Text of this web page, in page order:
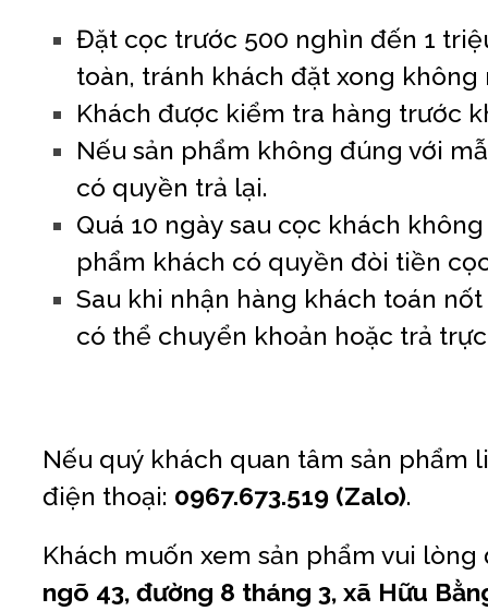
Đặt cọc trước 500 nghìn đến 1
toàn, tránh khách đặt xong không
Khách được kiểm tra hàng trước
Nếu sản phẩm không đúng với
có quyền trả lại.
Quá 10 ngày sau cọc khách
phẩm khách có quyền đòi tiền
Sau khi nhận hàng khách toán
có thể chuyển khoản hoặc trả
Nếu quý khách quan tâm sản phẩm
điện thoại: 0967.673.519 (Zalo).
Khách muốn xem sản phẩm vui lòng
ngõ 43, đường 8 tháng 3, xã Hữu